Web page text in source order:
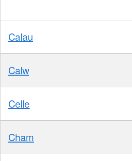
Calau
Calw
Celle
Cham